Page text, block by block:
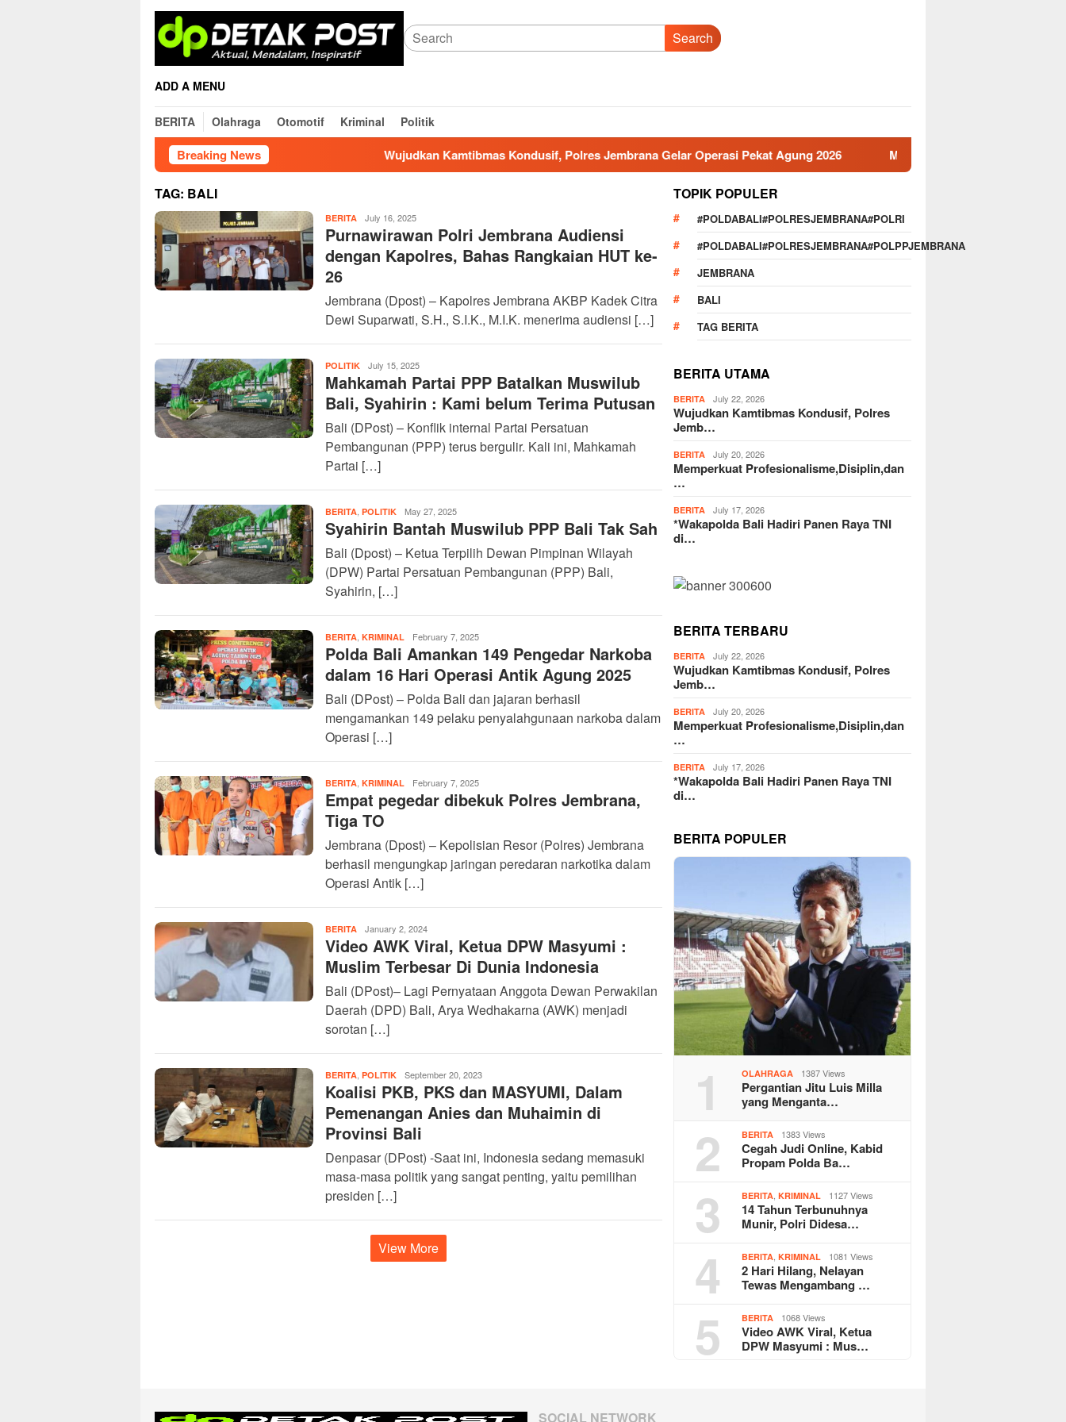
Skip
content
Search
ADD A MENU
BERITA Olahraga Otomotif Kriminal Politik
Breaking News Wujudkan Kamtibmas Kondusif, Polres Jembrana Gelar Operasi Pekat Agung 2026 Memperkuat
TAG: BALI
BERITA admin
July 16, 2025
Purnawirawan Polri Jembrana Audiensi
dengan Kapolres, Bahas Rangkaian HUT ke-
26
Jembrana (Dpost) – Kapolres Jembrana AKBP Kadek Citra
Dewi Suparwati, S.H., S.I.K., M.I.K. menerima audiensi […]
POLITIK admin
July 15, 2025
Mahkamah Partai PPP Batalkan Muswilub
Bali, Syahirin : Kami belum Terima Putusan
Bali (DPost) – Konflik internal Partai Persatuan
Pembangunan (PPP) terus bergulir. Kali ini, Mahkamah
Partai […]
BERITA POLITIK admin
May 27, 2025
Syahirin Bantah Muswilub PPP Bali Tak Sah
Bali (Dpost) – Ketua Terpilih Dewan Pimpinan Wilayah
(DPW) Partai Persatuan Pembangunan (PPP) Bali,
Syahirin, […]
BERITA KRIMINAL admin
February 7, 2025
Polda Bali Amankan 149 Pengedar Narkoba
dalam 16 Hari Operasi Antik Agung 2025
Bali (DPost) – Polda Bali dan jajaran berhasil
mengamankan 149 pelaku penyalahgunaan narkoba dalam
Operasi […]
BERITA KRIMINAL admin
February 7, 2025
Empat pegedar dibekuk Polres Jembrana,
Tiga TO
Jembrana (Dpost) – Kepolisian Resor (Polres) Jembrana
berhasil mengungkap jaringan peredaran narkotika dalam
Operasi Antik […]
BERITA admin
January 2, 2024
Video AWK Viral, Ketua DPW Masyumi :
Muslim Terbesar Di Dunia Indonesia
Bali (DPost)– Lagi Pernyataan Anggota Dewan Perwakilan
Daerah (DPD) Bali, Arya Wedhakarna (AWK) menjadi
sorotan […]
BERITA POLITIK admin
September 20, 2023
Koalisi PKB, PKS dan MASYUMI, Dalam
Pemenangan Anies dan Muhaimin di
Provinsi Bali
Denpasar (DPost) -Saat ini, Indonesia sedang memasuki
masa-masa politik yang sangat penting, yaitu pemilihan
presiden […]
View More
TOPIK POPULER
#POLDABALI#POLRESJEMBRANA#POLRI
#POLDABALI#POLRESJEMBRANA#POLPPJEMBRANA
JEMBRANA
BALI
TAG BERITA
BERITA UTAMA
BERITA July 22, 2026
Wujudkan Kamtibmas Kondusif, Polres
Jemb…
BERITA July 20, 2026
Memperkuat Profesionalisme,Disiplin,dan
…
BERITA July 17, 2026
*Wakapolda Bali Hadiri Panen Raya TNI
di…
BERITA TERBARU
BERITA July 22, 2026
Wujudkan Kamtibmas Kondusif, Polres
Jemb…
BERITA July 20, 2026
Memperkuat Profesionalisme,Disiplin,dan
…
BERITA July 17, 2026
*Wakapolda Bali Hadiri Panen Raya TNI
di…
BERITA POPULER
1 OLAHRAGA 1387 Views
Pergantian Jitu Luis Milla
yang Menganta…
2 BERITA 1383 Views
Cegah Judi Online, Kabid
Propam Polda Ba…
3 BERITA ,KRIMINAL 1127 Views
14 Tahun Terbunuhnya
Munir, Polri Didesa…
4 BERITA ,KRIMINAL 1081 Views
2 Hari Hilang, Nelayan
Tewas Mengambang …
5 BERITA 1068 Views
Video AWK Viral, Ketua
DPW Masyumi : Mus…
SOCIAL NETWORK